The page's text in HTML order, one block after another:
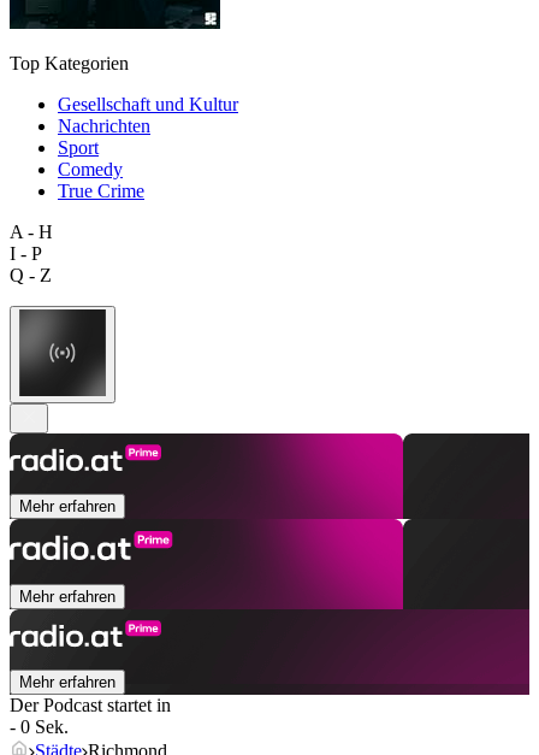
Top Kategorien
Gesellschaft und Kultur
Nachrichten
Sport
Comedy
True Crime
A - H
I - P
Q - Z
Mehr erfahren
Mehr erfahren
Mehr erfahren
Der Podcast startet in
- 0 Sek.